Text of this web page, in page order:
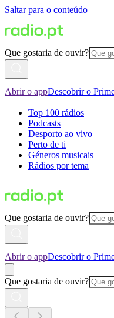
Saltar para o conteúdo
Que gostaria de ouvir?
Abrir o appDescobrir o
Top 100 rádios
Podcasts
Desporto ao vivo
Perto de ti
Géneros musicais
Rádios por tema
Que gostaria de ouvir?
Abrir o appDescobrir o
Que gostaria de ouvir?